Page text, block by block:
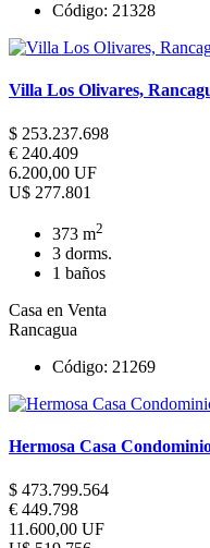
Código: 21328
Villa Los Olivares,
$ 253.237.698
€ 240.409
6.200,00 UF
U$ 277.801
373 m2
3 dorms.
1 baños
Casa en Venta
Rancagua
Código: 21269
Hermosa Casa
$ 473.799.564
€ 449.798
11.600,00 UF